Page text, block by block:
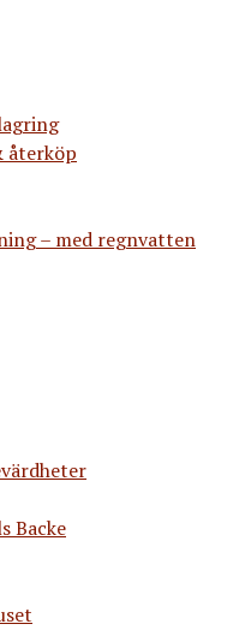
återköp
– med regnvatten
Backe